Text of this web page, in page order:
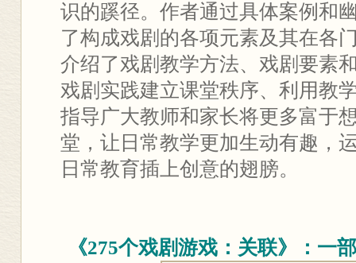
识的蹊径。作者通过具体案例和
了构成戏剧的各项元素及其在各
介绍了戏剧教学方法、戏剧要素
戏剧实践建立课堂秩序、利用教
指导广大教师和家长将更多富于
堂，让日常教学更加生动有趣，
日常教育插上创意的翅膀。
《275个戏剧游戏：关联》：一